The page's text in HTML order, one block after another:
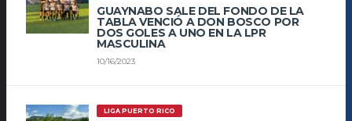
GUAYNABO SALE DEL FONDO DE LA
TABLA VENCIÓ A DON BOSCO POR
DOS GOLES A UNO EN LA LPR
MASCULINA
10/16/2023
LIGA PUERTO RICO